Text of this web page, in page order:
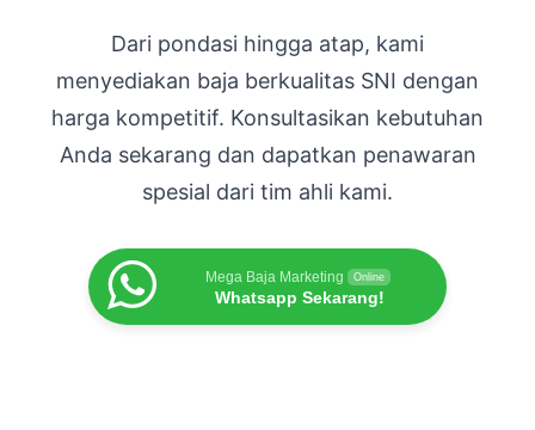
Dari pondasi hingga atap, kami
menyediakan baja berkualitas SNI dengan
harga kompetitif. Konsultasikan kebutuhan
Anda sekarang dan dapatkan penawaran
spesial dari tim ahli kami.
Mega Baja Marketing Online
Whatsapp Sekarang!